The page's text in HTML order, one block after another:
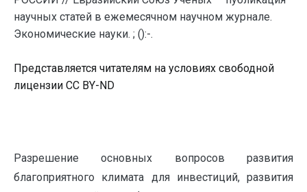
научных статей в ежемесячном научном журнале.
Экономические науки. ; ():-.
Представляется читателям на условиях свободной
лицензии CC BY-ND
Разрешение основных вопросов развития
благоприятного климата для ин­вестиций, развития